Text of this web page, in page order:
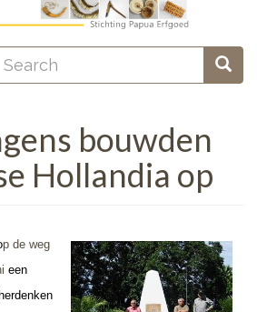
Dropdown
Search
bouwden
Hollandia op
p de weg
een